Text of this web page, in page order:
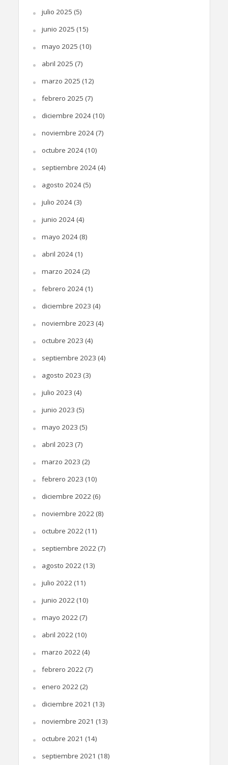
julio 2025 (5)
junio 2025 (15)
mayo 2025 (10)
abril 2025 (7)
marzo 2025 (12)
febrero 2025 (7)
diciembre 2024(10)
noviembre 2024(7)
octubre 2024(10)
septiembre 2024(4)
agosto 2024(5)
julio 2024(3)
junio 2024(4)
mayo 2024(8)
abril 2024(1)
marzo 2024(2)
febrero 2024(1)
diciembre 2023 (4)
noviembre 2023 (4)
octubre 2023 (4)
septiembre 2023 (4)
agosto 2023 (3)
julio 2023 (4)
junio 2023 (5)
mayo 2023 (5)
abril 2023 (7)
marzo 2023 (2)
febrero 2023 (10)
diciembre 2022(6)
noviembre 2022(8)
octubre 2022(11)
septiembre 2022(7)
agosto 2022(13)
julio 2022(11)
junio 2022(10)
mayo 2022(7)
abril 2022(10)
marzo 2022(4)
febrero 2022(7)
enero 2022(2)
diciembre 2021 (13)
noviembre 2021 (13)
octubre 2021 (14)
septiembre 2021 (18)